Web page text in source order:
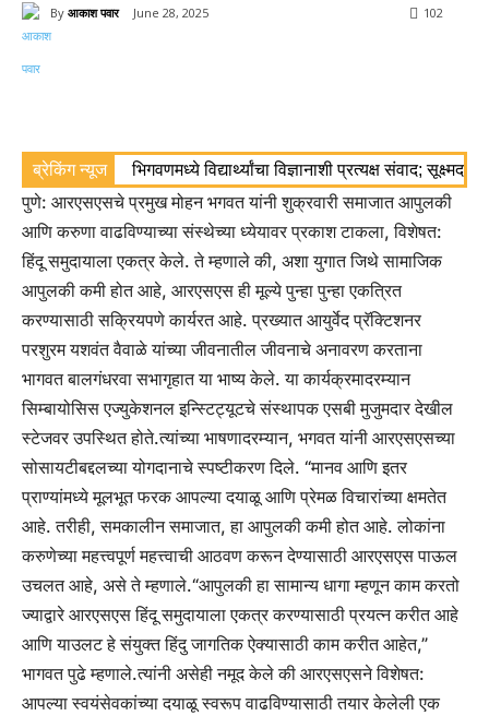
By आकाश पवार June 28, 2025 102
ब्रेकिंग न्यूज भिगवणमध्ये विद्यार्थ्यांचा विज्ञानाशी प्रत्यक्ष संवाद;
पुणे: आरएसएसचे प्रमुख मोहन भगवत यांनी शुक्रवारी समाजात आपुलकी
आणि करुणा वाढविण्याच्या संस्थेच्या ध्येयावर प्रकाश टाकला, विशेषत:
हिंदू समुदायाला एकत्र केले.ते म्हणाले की, अशा युगात जिथे सामाजिक
आपुलकी कमी होत आहे, आरएसएस ही मूल्ये पुन्हा पुन्हा एकत्रित
करण्यासाठी सक्रियपणे कार्यरत आहे.प्रख्यात आयुर्वेद प्रॅक्टिशनर
परशुरम यशवंत वैवाळे यांच्या जीवनातील जीवनाचे अनावरण करताना
भागवत बालगंधरवा सभागृहात या भाष्य केले. या कार्यक्रमादरम्यान
सिम्बायोसिस एज्युकेशनल इन्स्टिट्यूटचे संस्थापक एसबी मुजुमदार देखील
स्टेजवर उपस्थित होते.त्यांच्या भाषणादरम्यान, भगवत यांनी आरएसएसच्या
सोसायटीबद्दलच्या योगदानाचे स्पष्टीकरण दिले. “मानव आणि इतर
प्राण्यांमध्ये मूलभूत फरक आपल्या दयाळू आणि प्रेमळ विचारांच्या क्षमतेत
आहे.तरीही, समकालीन समाजात, हा आपुलकी कमी होत आहे. लोकांना
करुणेच्या महत्त्वपूर्ण महत्त्वाची आठवण करून देण्यासाठी आरएसएस पाऊल
उचलत आहे, असे ते म्हणाले.“आपुलकी हा सामान्य धागा म्हणून काम करतो
ज्याद्वारे आरएसएस हिंदू समुदायाला एकत्र करण्यासाठी प्रयत्न करीत आहे
आणि याउलट हे संयुक्त हिंदु जागतिक ऐक्यासाठी काम करीत आहेत,”
भागवत पुढे म्हणाले.त्यांनी असेही नमूद केले की आरएसएसने विशेषत:
आपल्या स्वयंसेवकांच्या दयाळू स्वरूप वाढविण्यासाठी तयार केलेली एक